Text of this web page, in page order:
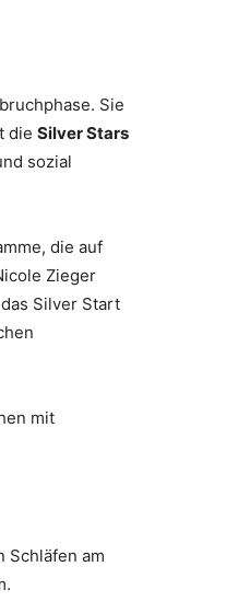
Sie
die Silver Stars
sozial
die auf
Zieger
Silver Start
mit
Schläfen am